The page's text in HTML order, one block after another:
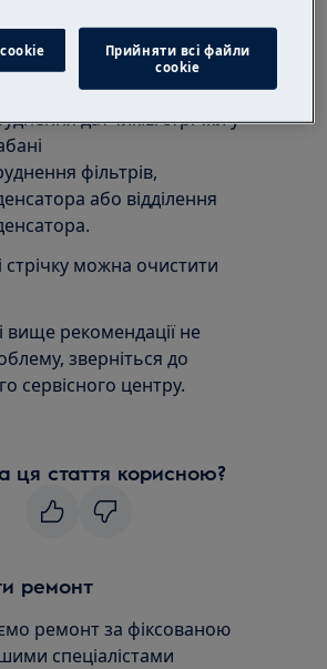
наступними факторами:
заземлення машини
через подовжувач
датчиків/стрічки у
фільтрів,
або відділення
стрічку можна очистити
вище рекомендації не
зверніться до
сервісного центру.
ця стаття корисною?
ремонт
ремонт за фіксованою
спеціалістами
Прийняти всі файли
сookie